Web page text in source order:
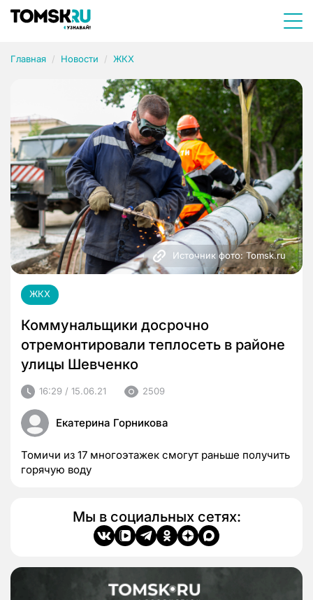
Главная Новости ЖКХ
Источник фото: Tomsk.ru
ЖКХ
Коммунальщики досрочно
отремонтировали теплосеть в районе
улицы Шевченко
16:29 / 15.06.21 2509
Екатерина Горникова
Томичи из 17 многоэтажек смогут раньше получить
горячую воду
Мы в социальных сетях: